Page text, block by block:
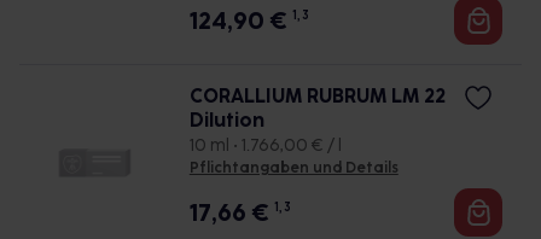
124,90 € 1, 3
CORALLIUM RUBRUM LM 22
Dilution
10 ml • 1.766,00 € / l
Pflichtangaben und Details
17,66 € 1, 3